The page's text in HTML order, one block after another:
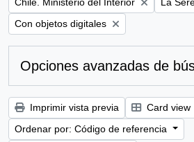
Remove filter:
Con objetos digitales
Opciones avanzadas de
Imprimir vista previa Card view
Ordenar por: Código de referencia